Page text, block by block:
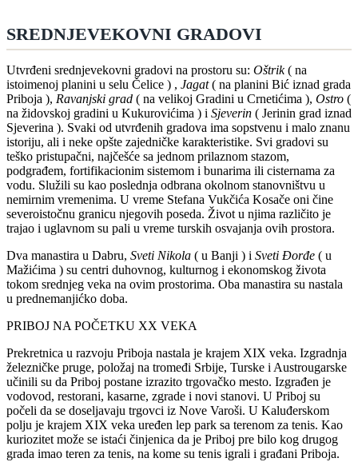
SREDNJEVEKOVNI GRADOVI
Utvrđeni srednjevekovni gradovi na prostoru su: Oštrik( na
istoimenoj planini u selu Čelice ) , Jagat( na planini Bić iznad grada
Priboja ), Ravanjski grad ( na velikoj Gradini u Crnetićima ), Ostro (
na židovskoj gradini u Kukurovićima ) i Sjeverin ( Jerinin grad iznad
Sjeverina ). Svaki od utvrđenih gradova ima sopstvenu i malo znanu
istoriju, ali i neke opšte zajedničke karakteristike. Svi gradovi su
teško pristupačni, najčešće sa jednom prilaznom stazom,
podgrađem, fortifikacionim sistemom i bunarima ili cisternama za
vodu. Služili su kao poslednja odbrana okolnom stanovništvu u
nemirnim vremenima. U vreme Stefana Vukčića Kosače oni čine
severoistočnu granicu njegovih poseda. Život u njima različito je
trajao i uglavnom su pali u vreme turskih osvajanja ovih prostora.
Dva manastira u Dabru, Sveti Nikola ( u Banji ) i Sveti Đorđe ( u
Mažićima ) su centri duhovnog, kulturnog i ekonomskog života
tokom srednjeg veka na ovim prostorima. Oba manastira su nastala
u prednemanjićko doba.
PRIBOJ NA POČETKU XX VEKA
Prekretnica u razvoju Priboja nastala je krajem XIX veka. Izgradnja
železničke pruge, položaj na tromeđi Srbije, Turske i Austrougarske
učinili su da Priboj postane izrazito trgovačko mesto. Izgrađen je
vodovod, restorani, kasarne, zgrade i novi stanovi. U Priboj su
počeli da se doseljavaju trgovci iz Nove Varoši. U Kaluđerskom
polju je krajem XIX veka uređen lep park sa terenom za tenis. Kao
kuriozitet može se istaći činjenica da je Priboj pre bilo kog drugog
grada imao teren za tenis, na kome su tenis igrali i građani Priboja.